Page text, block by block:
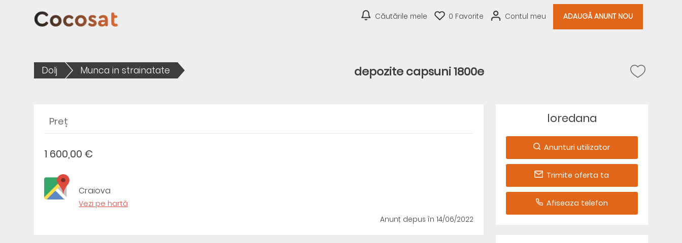
Căutările mele 0 Favorite Contul meu ADAUGĂ ANUNT NOU
Dolj Munca in strainatate depozite capsuni 1800e
Preț
1 600,00 €
Craiova
Vezi pe hartă
Anunț depus în 14/06/2022
loredana
Anunturi utilizator
Trimite oferta ta
Afiseaza telefon